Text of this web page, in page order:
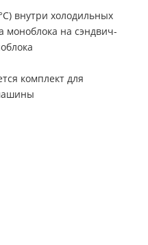
внутри холодильных
моноблока на сэндвич-
комплект для